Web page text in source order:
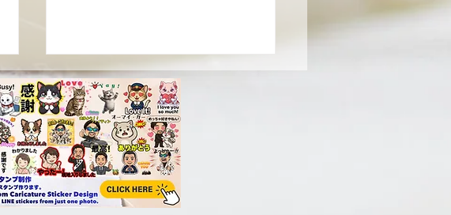
第7章 ジオラマ食堂の歴史
第7章 医療・看護・終末ケアへ
活動が拡大するにつれ、ジオラマ
食堂は単なる保護施設ではなくな
っていきます。 高齢猫。 病気の
猫。 障害を持つ猫。 終末期の